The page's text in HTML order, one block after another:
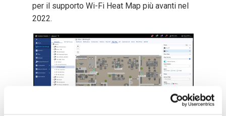
per il supporto Wi-Fi Heat Map più avanti nel
2022.